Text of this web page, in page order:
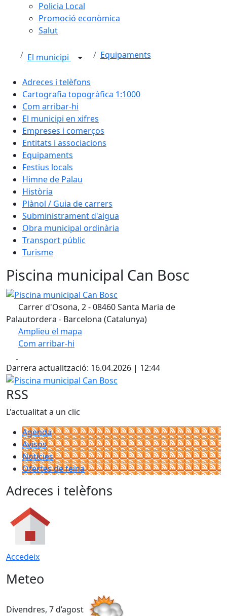
Policia Local
Promoció econòmica
Salut
El municipi Equipaments
Adreces i telèfons
Cartografia topogràfica 1:1000
Com arribar-hi
El municipi en xifres
Empreses i comerços
Entitats i associacions
Equipaments
Festius locals
Himne de Palau
Història
Plànol / Guia de carrers
Subministrament d'aigua
Obra municipal ordinària
Transport públic
Turisme
Piscina municipal Can Bosc
Piscina municipal Can Bosc
Carrer d'Osona, 2 - 08460 Santa Maria de
Palautordera - Barcelona (Catalunya)
Amplieu el mapa
Com arribar-hi
+
−
Darrera actualització: 16.04.2026 | 12:44
Piscina municipal Can Bosc
RSS
L'actualitat a un clic
Agenda
Avisos
Notícies
Ofertes de feina
Adreces i telèfons
Accedeix
Meteo
Divendres, 7 d’agost